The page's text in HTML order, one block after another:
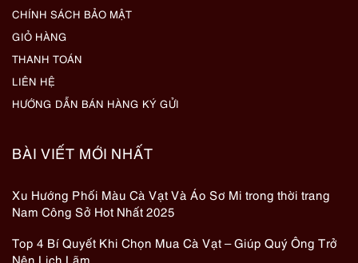
CHÍNH SÁCH BẢO MẬT
GIỎ HÀNG
THANH TOÁN
LIÊN HỆ
HƯỚNG DẪN BÁN HÀNG KÝ GỬI
BÀI VIẾT MỚI NHẤT
Xu Hướng Phối Màu Cà Vạt Và Áo Sơ Mi trong thời trang
Nam Công Sở Hot Nhất 2025
Top 4 Bí Quyết Khi Chọn Mua Cà Vạt – Giúp Quý Ông Trở
Nên Lịch Lãm